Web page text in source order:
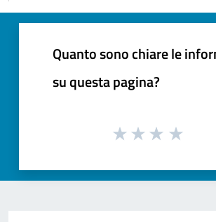
Quanto sono chiare le
su questa pagina?